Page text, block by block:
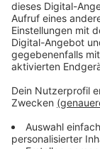
für"!
Anzeige